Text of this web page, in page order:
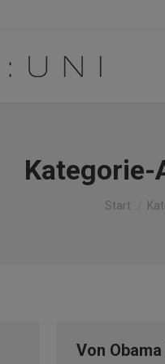
Kategorie-
Sie
Start
Von